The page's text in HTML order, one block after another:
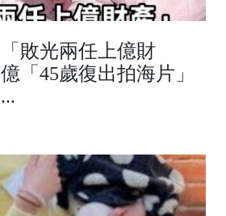
敗光兩任上億財
「45歲復出拍海片」